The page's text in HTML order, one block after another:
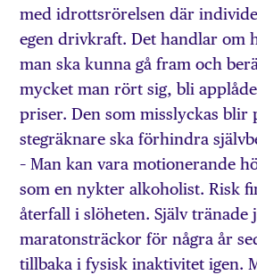
med idrottsrörelsen där
egen drivkraft. Det handlar om
man ska kunna gå fram och
mycket man rört sig, bli
priser. Den som misslyckas blir
stegräknare ska förhindra
– Man kan vara motionerande
som en nykter alkoholist. Risk
återfall i slöheten. Själv tränade
maratonsträckor för några år
tillbaka i fysisk inaktivitet igen.